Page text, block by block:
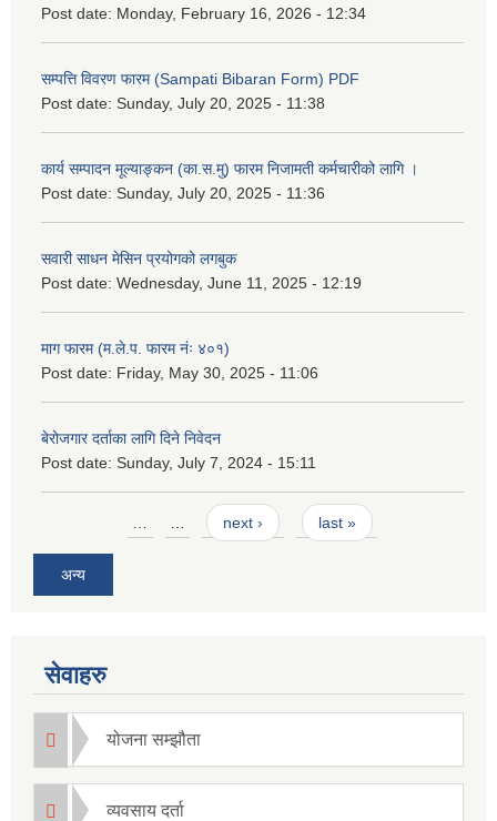
Post date: Monday, February 16, 2026 - 12:34
सम्पत्ति विवरण फारम (Sampati Bibaran Form) PDF
Post date: Sunday, July 20, 2025 - 11:38
कार्य सम्पादन मूल्याङ्कन (का.स.मु) फारम निजामती कर्मचारीको लागि ।
Post date: Sunday, July 20, 2025 - 11:36
सवारी साधन मेसिन प्रयोगको लगबुक
Post date: Wednesday, June 11, 2025 - 12:19
माग फारम (म.ले.प. फारम नंः ४०१)
Post date: Friday, May 30, 2025 - 11:06
बेरोजगार दर्ताका लागि दिने निवेदन
Post date: Sunday, July 7, 2024 - 15:11
… … next › last »
अन्य
सेवाहरु
योजना सम्झौता
व्यवसाय दर्ता